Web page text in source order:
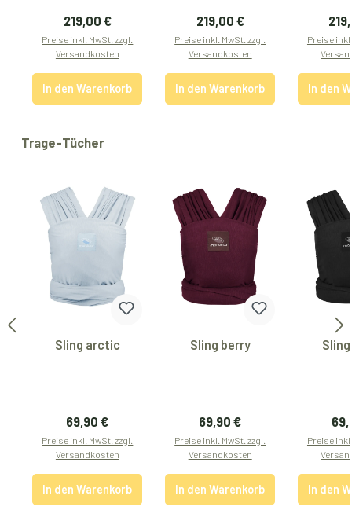
Regulärer Preis:
219,00 €
Preise inkl. MwSt. zzgl.
Versandkosten
In den Warenkorb
Regulärer Preis:
219,00 €
Preise inkl. MwSt. zzgl.
Versandkosten
In den Warenkorb
Preise
In den
Produktgalerie überspringen
Trage-Tücher
Sling arctic
Regulärer Preis:
69,90 €
Preise inkl. MwSt. zzgl.
Versandkosten
In den Warenkorb
Sling berry
Regulärer Preis:
69,90 €
Preise inkl. MwSt. zzgl.
Versandkosten
In den Warenkorb
Preise
In den